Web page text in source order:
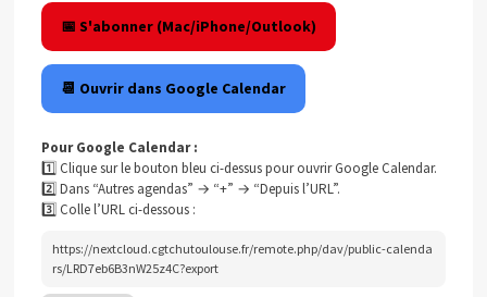
📅 S'abonner (Mac/iPhone/Outlook)
📆 Ouvrir dans Google Calendar
Pour Google Calendar :
1️⃣ Clique sur le bouton bleu ci-dessus pour ouvrir Google Calendar.
2️⃣ Dans “Autres agendas” → “+” → “Depuis l’URL”.
3️⃣ Colle l’URL ci-dessous :
https://nextcloud.cgtchutoulouse.fr/remote.php/dav/public-calenda
rs/LRD7eb6B3nW25z4C?export